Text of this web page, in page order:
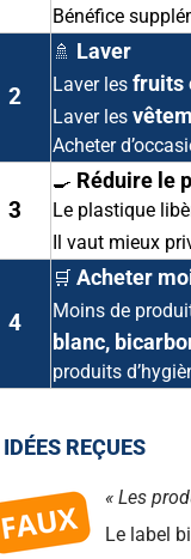
Bénéfice
2
🚿 Laver
Laver lesfruits
Laver les
Acheter
3
🍳 Réduire le
Le plastique
Il vaut mieux
4
🛒Acheter
Moins de
blanc,
produits
REÇUES
« Les
Le label